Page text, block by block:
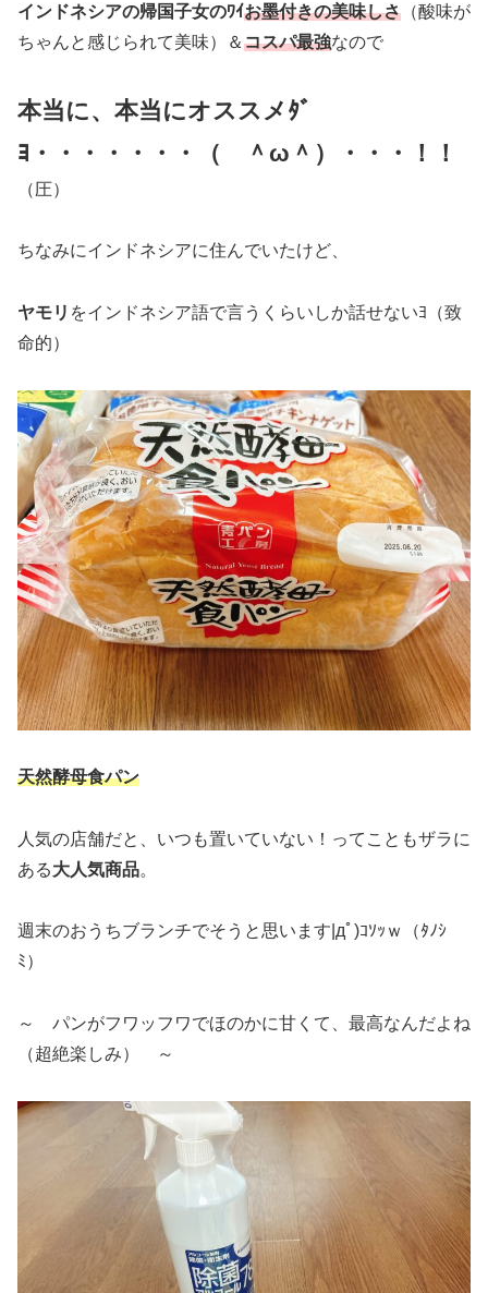
インドネシアの帰国子女のﾜｲお墨付きの美味しさ （酸味が
ちゃんと感じられて美味）＆コスパ最強なので
本当に、本当にオススメﾀﾞ
ﾖ・・・・・・・（ ＾ω＾）・・・！！
（圧）
ちなみにインドネシアに住んでいたけど、
ヤモリ をインドネシア語で言うくらいしか話せないﾖ（致
命的）
天然酵母食パン
人気の店舗だと、いつも置いていない！ってこともザラに
ある大人気商品。
週末のおうちブランチでそうと思います|дﾟ)ｺｿｯｗ（ﾀﾉｼ
ﾐ）
～ パンがフワッフワでほのかに甘くて、最高なんだよね
（超絶楽しみ） ～